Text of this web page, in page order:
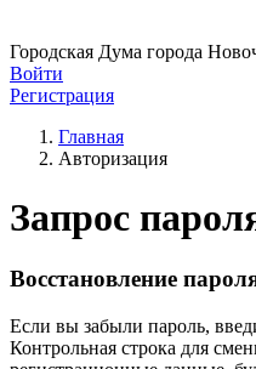
Городская Дума города
Войти
Регистрация
Главная
Авторизация
Запрос
Восстановление
Если вы забыли пароль,
Контрольная строка для